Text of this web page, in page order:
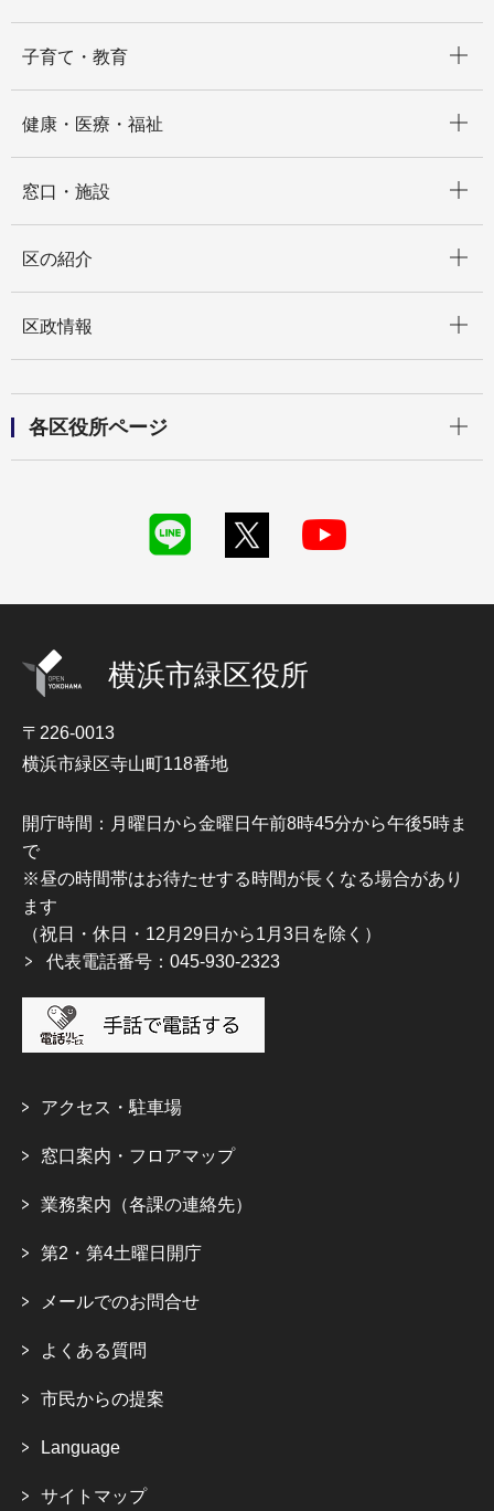
子育て・教育
健康・医療・福祉
窓口・施設
区の紹介
区政情報
各区役所ページ
横浜市緑区役所
〒226-0013
横浜市緑区寺山町118番地
開庁時間：月曜日から金曜日午前8時45分から午後5時ま
で
※昼の時間帯はお待たせする時間が長くなる場合があり
ます
（祝日・休日・12月29日から1月3日を除く）
代表電話番号：045-930-2323
アクセス・駐車場
窓口案内・フロアマップ
業務案内（各課の連絡先）
第2・第4土曜日開庁
メールでのお問合せ
よくある質問
市民からの提案
Language
サイトマップ